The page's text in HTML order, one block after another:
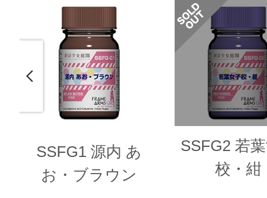
SSFG1 源内 あ
お・ブラウン
SSFG2 若
校・紺